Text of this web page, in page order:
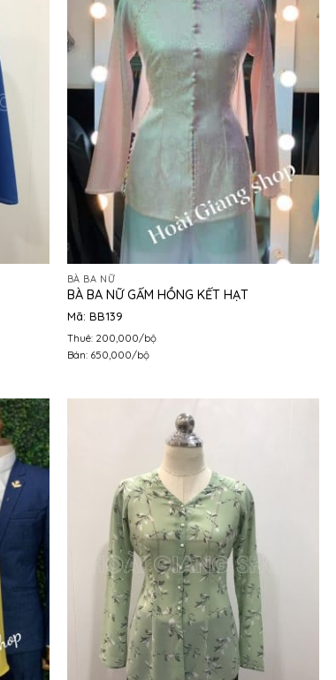
BÀ BA NỮ
BÀ BA NỮ GẤM HỒNG KẾT HẠT
Mã: BB139
Thuê: 200,000/bộ
Bán: 650,000/bộ